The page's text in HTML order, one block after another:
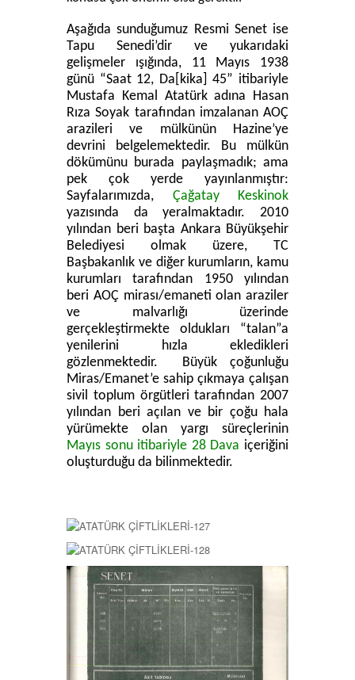
Aşağıda sunduğumuz Resmi Senet ise
Tapu Senedi’dir ve yukarıdaki
gelişmeler ışığında, 11 Mayıs 1938
günü “Saat 12, Da[kika] 45” itibariyle
Mustafa Kemal Atatürk adına Hasan
Rıza Soyak tarafından imzalanan AOÇ
arazileri ve mülkünün Hazine’ye
devrini belgelemektedir. Bu mülkün
dökümünu burada paylaşmadık; ama
pek çok yerde yayınlanmıştır:
Sayfalarımızda, Çağatay Keskinok
yazısında da yeralmaktadır. 2010
yılından beri başta Ankara Büyükşehir
Belediyesi olmak üzere, TC
Başbakanlık ve diğer kurumların, kamu
kurumları tarafından 1950 yılından
beri AOÇ mirası/emaneti olan araziler
ve malvarlığı üzerinde
gerçekleştirmekte oldukları “talan”a
yenilerini hızla ekledikleri
gözlenmektedir. Büyük çoğunluğu
Miras/Emanet’e sahip çıkmaya çalışan
sivil toplum örgütleri tarafından 2007
yılından beri açılan ve bir çoğu hala
yürümekte olan yargı süreçlerinin
Mayıs sonu itibariyle 28 Dava içeriğini
oluşturduğu da bilinmektedir.